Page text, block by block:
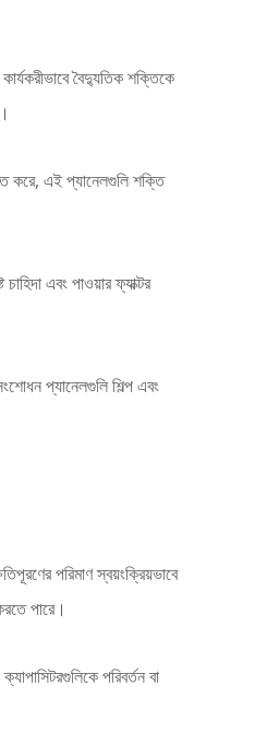
বৈদ্যুতিক শক্তিকে
করে, এই প্যানেলগুলি শক্তি
এবং পাওয়ার ফ্যাক্টর
প্যানেলগুলি শিল্প এবং
পরিমাণ স্বয়ংক্রিয়ভাবে
পারে।
পরিবর্তন বা